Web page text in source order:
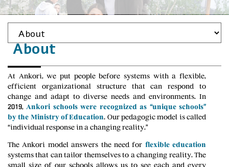
About
At Ankori, we put people before systems with a flexible,
efficient organizational structure that can respond to
change and adapt to diverse needs and environments. In
2019,Ankori schools were recognized as “unique schools”
by the Ministry of Education. Our pedagogic model is called
“individual response in a changing reality.”
The Ankori model answers the need for flexible education
systems that can tailor themselves to a changing reality. The